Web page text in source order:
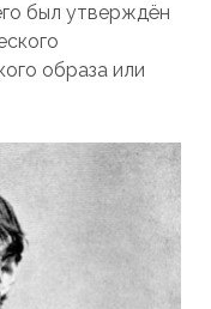
был утверждён
образа или